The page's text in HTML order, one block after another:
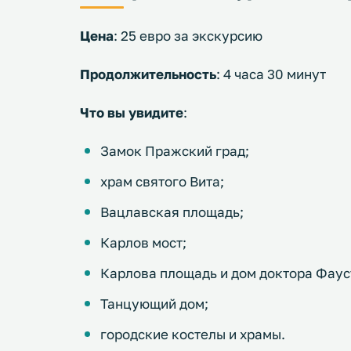
Цена: 25 евро за экскурсию
Продолжительность: 4 часа 30 минут
Что вы увидите:
Замок Пражский град;
храм святого Вита;
Вацлавская площадь;
Карлов мост;
Карлова площадь и дом доктора
Танцующий дом;
городские костелы и храмы.